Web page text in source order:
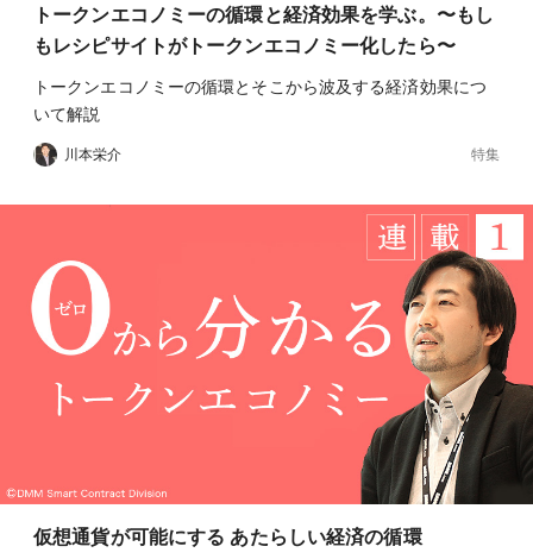
トークンエコノミーの循環と経済効果を学ぶ。〜もし
もレシピサイトがトークンエコノミー化したら〜
トークンエコノミーの循環とそこから波及する経済効果につ
いて解説
川本栄介 特集
仮想通貨が可能にする あたらしい経済の循環